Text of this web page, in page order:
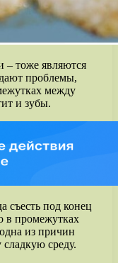
– тоже являются
проблемы,
между
и зубы.
съесть под конец
в промежутках
из причин
сладкую среду.